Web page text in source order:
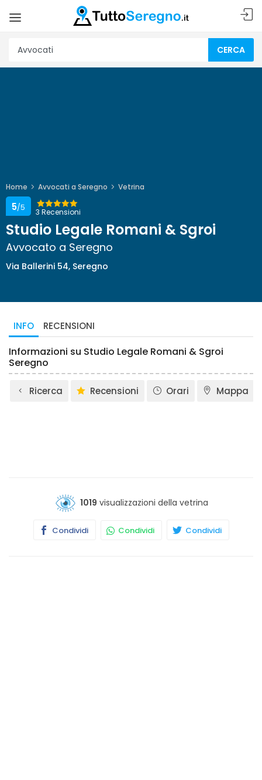
CERCA
Home Avvocati a Seregno Vetrina
3 Recensioni
5/5
Studio Legale Romani & Sgroi
Avvocato a Seregno
Via Ballerini 54, Seregno
INFO RECENSIONI
Informazioni su Studio Legale Romani & Sgroi
Seregno
Ricerca Recensioni Orari Mappa
1019 visualizzazioni della vetrina
Condividi Condividi Condividi